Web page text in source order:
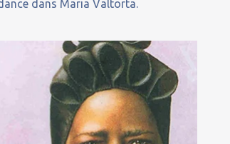
dans Maria Valtorta.